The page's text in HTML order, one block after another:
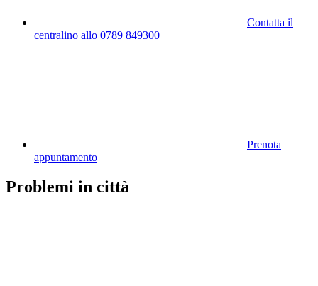
Contatta il
centralino allo 0789 849300
Prenota
appuntamento
Problemi in città